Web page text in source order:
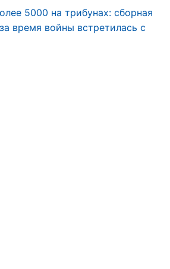
5000 на трибунах: сборная
время войны встретилась с